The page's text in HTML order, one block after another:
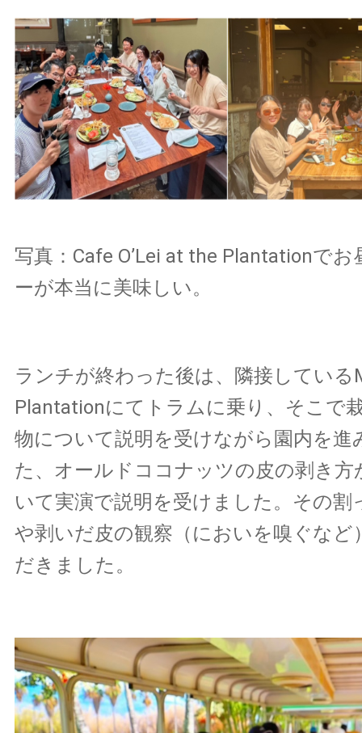
写真：Cafe O’Lei at the Plantationで
ーが本当に美味しい。
ランチが終わった後は、隣接している
Plantationにてトラムに乗り、そこで
物について説明を受けながら園内を進
た、オールドココナッツの皮の剥き方
いて実演で説明を受けました。その割
や剥いだ皮の観察（においを嗅ぐなど
だきました。